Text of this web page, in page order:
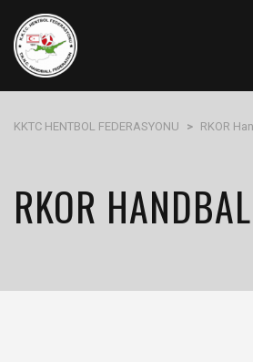
KKTC HENTBOL FEDERASYONU > RKOR
RKOR